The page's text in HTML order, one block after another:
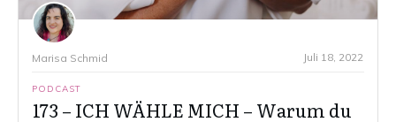
Marisa Schmid Juli 18, 2022
PODCAST
173 – ICH WÄHLE MICH – Warum du